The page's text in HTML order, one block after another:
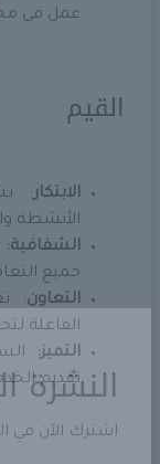
عمل في
القيم
الابتكار:
الأنشطة
الشفافية:
جميع
التعاون:
الفاعلة
التميز:
تقديم
النشرة